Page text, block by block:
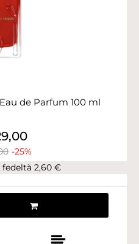
de Parfum 100 ml
-25%
2,60 €